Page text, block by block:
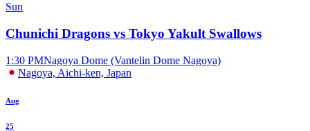
Sun
Chunichi Dragons vs Tokyo Yakult Swallows
1:30 PMNagoya Dome (Vantelin Dome Nagoya)
Nagoya, Aichi-ken, Japan
Aug
25